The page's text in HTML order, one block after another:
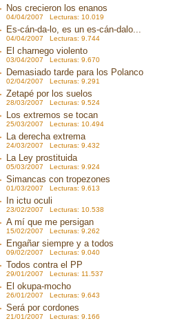
Nos crecieron los enanos
04/04/2007 Lecturas: 10.019
Es-cán-da-lo, es un es-cán-dalo...
04/04/2007 Lecturas: 9.744
El charnego violento
03/04/2007 Lecturas: 9.670
Demasiado tarde para los Polanco
02/04/2007 Lecturas: 9.291
Zetapé por los suelos
28/03/2007 Lecturas: 9.524
Los extremos se tocan
25/03/2007 Lecturas: 10.494
La derecha extrema
24/03/2007 Lecturas: 9.432
La Ley prostituida
05/03/2007 Lecturas: 9.924
Simancas con tropezones
01/03/2007 Lecturas: 9.613
In ictu oculi
23/02/2007 Lecturas: 10.538
A mí que me persigan
15/02/2007 Lecturas: 9.262
Engañar siempre y a todos
09/02/2007 Lecturas: 9.040
Todos contra el PP
29/01/2007 Lecturas: 11.537
El okupa-mocho
26/01/2007 Lecturas: 9.643
Será por cordones
21/01/2007 Lecturas: 9.166